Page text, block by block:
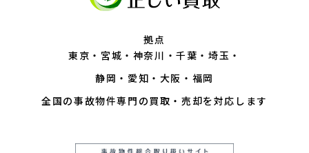
拠点
東京
宮城 神奈川 千葉
埼玉
静岡
愛知 大阪
福岡
全国の事故物件専門の買取・売却を対応します